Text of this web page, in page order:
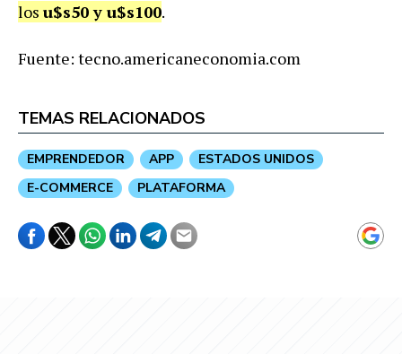
los u$s50 y u$s100.
Fuente: tecno.americaneconomia.com
TEMAS RELACIONADOS
EMPRENDEDOR APP
ESTADOS UNIDOS
E-COMMERCE
PLATAFORMA